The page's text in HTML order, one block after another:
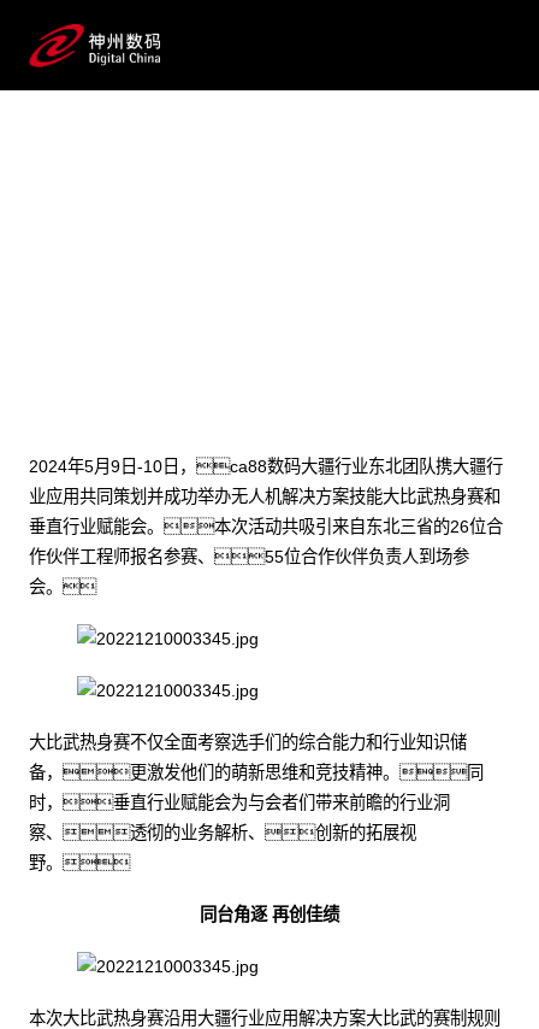
2024年5月9日-10日，ca88数码大疆行业东北团队携大疆行
业应用共同策划并成功举办无人机解决方案技能大比武热身赛和
垂直行业赋能会。本次活动共吸引来自东北三省的26位合
作伙伴工程师报名参赛、55位合作伙伴负责人到场参
会。
大比武热身赛不仅全面考察选手们的综合能力和行业知识储
备，更激发他们的萌新思维和竞技精神。同
时，垂直行业赋能会为与会者们带来前瞻的行业洞
察、透彻的业务解析、创新的拓展视
野。
同台角逐 再创佳绩
本次大比武热身赛沿用大疆行业应用解决方案大比武的赛制规则